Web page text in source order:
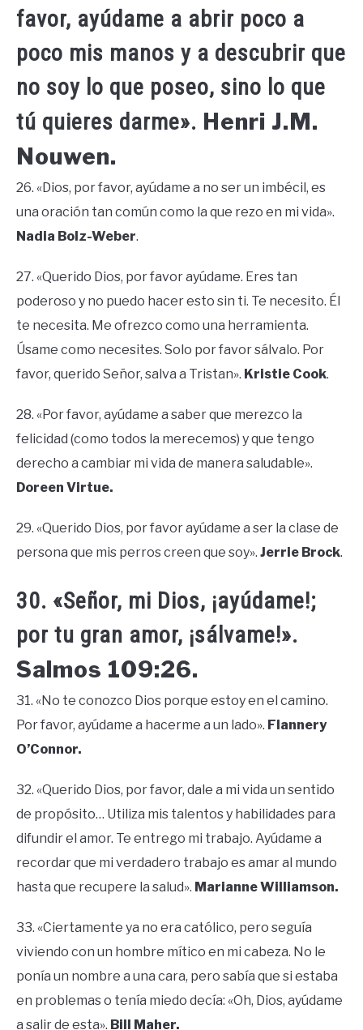
favor, ayúdame a abrir poco a
poco mis manos y a descubrir que
no soy lo que poseo, sino lo que
tú quieres darme». Henri J.M.
Nouwen.
26. «Dios, por favor, ayúdame a no ser un imbécil, es
una oración tan común como la que rezo en mi vida».
Nadia Bolz-Weber.
27. «Querido Dios, por favor ayúdame. Eres tan
poderoso y no puedo hacer esto sin ti. Te necesito. Él
te necesita. Me ofrezco como una herramienta.
Úsame como necesites. Solo por favor sálvalo. Por
favor, querido Señor, salva a Tristan». Kristie Cook.
28. «Por favor, ayúdame a saber que merezco la
felicidad (como todos la merecemos) y que tengo
derecho a cambiar mi vida de manera saludable».
Doreen Virtue.
29. «Querido Dios, por favor ayúdame a ser la clase de
persona que mis perros creen que soy». Jerrie Brock.
30. «Señor, mi Dios, ¡ayúdame!;
por tu gran amor, ¡sálvame!».
Salmos 109:26.
31. «No te conozco Dios porque estoy en el camino.
Por favor, ayúdame a hacerme a un lado». Flannery
O’Connor.
32. «Querido Dios, por favor, dale a mi vida un sentido
de propósito… Utiliza mis talentos y habilidades para
difundir el amor. Te entrego mi trabajo. Ayúdame a
recordar que mi verdadero trabajo es amar al mundo
hasta que recupere la salud». Marianne Williamson.
33. «Ciertamente ya no era católico, pero seguía
viviendo con un hombre mítico en mi cabeza. No le
ponía un nombre a una cara, pero sabía que si estaba
en problemas o tenía miedo decía: «Oh, Dios, ayúdame
a salir de esta». Bill Maher.